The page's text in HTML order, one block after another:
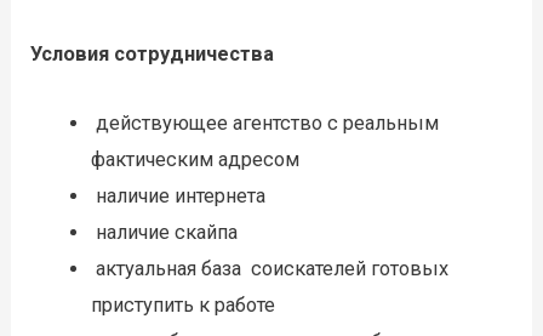
Условия сотрудничества
действующее агентство с реальным
фактическим адресом
наличие интернета
наличие скайпа
актуальная база соискателей готовых
приступить к работе